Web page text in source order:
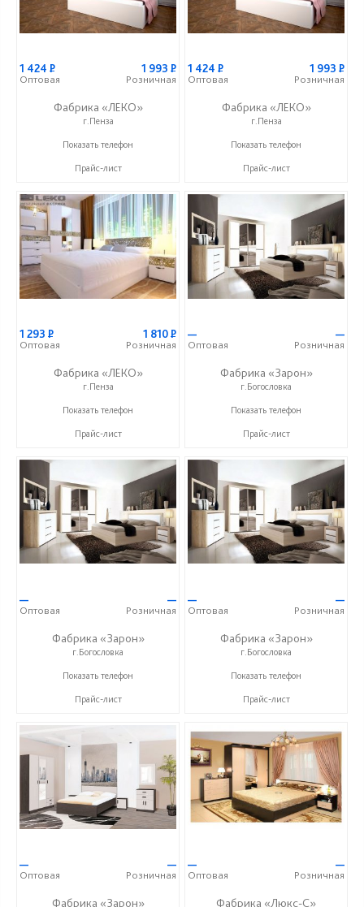
1 424 Р
Оптовая
1 993 Р
Розничная
Фабрика «ЛЕКО»
г.Пенза
+7 (800) 222-93-90
Показать телефон
Прайс-лист
1 424 Р
Оптовая
1 993 Р
Розничная
Фабрика «ЛЕКО»
г.Пенза
+7 (800) 222-93-90
Показать телефон
Прайс-лист
1 293 Р
Оптовая
1 810Р
Розничная
Фабрика «ЛЕКО»
г.Пенза
+7 (800) 222-93-90
Показать телефон
Прайс-лист
—
Оптовая
—
Розничная
Фабрика «Зарон»
г.Богословка
+7 (8412) 21-50-66
Показать телефон
Прайс-лист
—
Оптовая
—
Розничная
Фабрика «Зарон»
г.Богословка
+7 (8412) 21-50-66
Показать телефон
Прайс-лист
—
Оптовая
—
Розничная
Фабрика «Зарон»
г.Богословка
+7 (8412) 21-50-66
Показать телефон
Прайс-лист
—
Оптовая
—
Розничная
Фабрика «Зарон»
—
Оптовая
—
Розничная
Фабрика «Люкс-С»